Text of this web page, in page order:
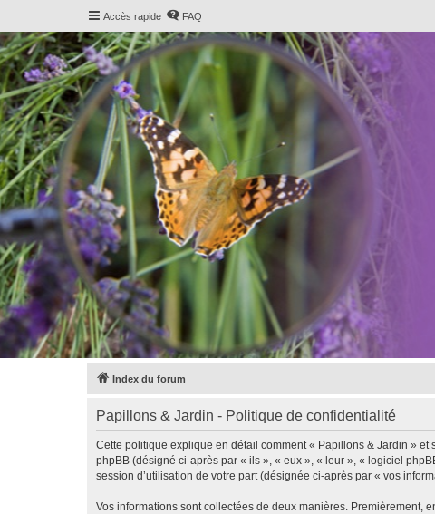
Accès rapide FAQ
Index du forum
Papillons & Jardin - Politique de confidentialité
Cette politique explique en détail comment « Papillons & Jardin »
phpBB (désigné ci-après par « ils », « eux », « leur », « logiciel
session d’utilisation de votre part (désignée ci-après par « vos
Vos informations sont collectées de deux manières. Premièrement,